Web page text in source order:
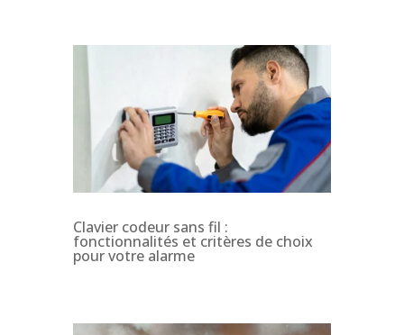
Clavier codeur sans fil :
fonctionnalités et critères de choix
pour votre alarme